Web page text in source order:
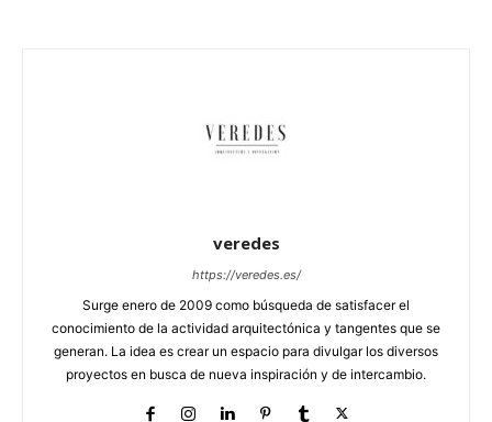
veredes
https://veredes.es/
Surge enero de 2009 como búsqueda de satisfacer el
conocimiento de la actividad arquitectónica y tangentes que se
generan. La idea es crear un espacio para divulgar los diversos
proyectos en busca de nueva inspiración y de intercambio.